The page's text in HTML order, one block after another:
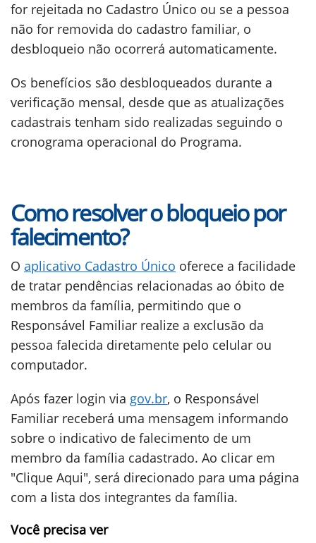
for rejeitada no Cadastro Único ou se a pessoa
não for removida do cadastro familiar, o
desbloqueio não ocorrerá automaticamente.
Os benefícios são desbloqueados durante a
verificação mensal, desde que as atualizações
cadastrais tenham sido realizadas seguindo o
cronograma operacional do Programa.
Como resolver o bloqueio por
falecimento?
O aplicativo Cadastro Único oferece a facilidade
de tratar pendências relacionadas ao óbito de
membros da família, permitindo que o
Responsável Familiar realize a exclusão da
pessoa falecida diretamente pelo celular ou
computador.
Após fazer login via gov.br, o Responsável
Familiar receberá uma mensagem informando
sobre o indicativo de falecimento de um
membro da família cadastrado. Ao clicar em
"Clique Aqui", será direcionado para uma página
com a lista dos integrantes da família.
Você precisa ver